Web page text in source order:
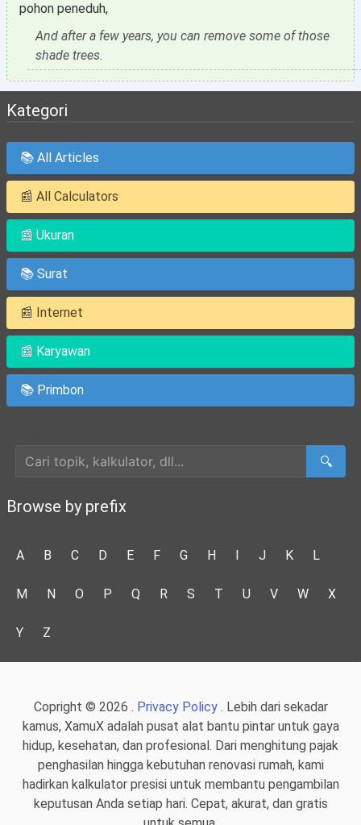
pohon peneduh,
And after a few years, you can remove some of those
shade trees.
Kategori
📚 All Articles
📰 All Calculators
📰 Ukuran
📚 Surat
📰 Internet
📰 Karyawan
📚 Primbon
🔍
Browse by prefix
A B C D E F G H I J K L
M N O P Q R S T U V W X
Y Z
Copright © 2026 . Privacy Policy. Lebih dari sekadar
kamus, XamuX adalah pusat alat bantu pintar untuk gaya
hidup, kesehatan, dan profesional. Dari menghitung pajak
penghasilan hingga kebutuhan renovasi rumah, kami
hadirkan kalkulator presisi untuk membantu pengambilan
keputusan Anda setiap hari. Cepat, akurat, dan gratis